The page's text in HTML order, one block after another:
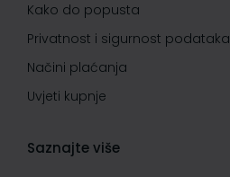
Kako do popusta
Privatnost i sigurnost podataka
Načini plaćanja
Uvjeti kupnje
Saznajte više